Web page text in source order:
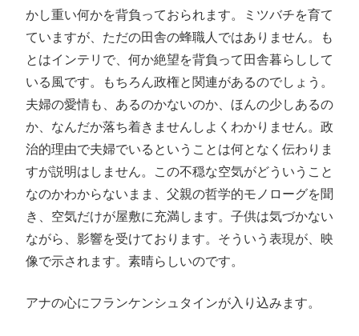
かし重い何かを背負っておられます。ミツバチを育て
ていますが、ただの田舎の蜂職人ではありません。も
とはインテリで、何か絶望を背負って田舎暮らしして
いる風です。もちろん政権と関連があるのでしょう。
夫婦の愛情も、あるのかないのか、ほんの少しあるの
か、なんだか落ち着きませんしよくわかりません。政
治的理由で夫婦でいるということは何となく伝わりま
すが説明はしません。この不穏な空気がどういうこと
なのかわからないまま、父親の哲学的モノローグを聞
き、空気だけが屋敷に充満します。子供は気づかない
ながら、影響を受けております。そういう表現が、映
像で示されます。素晴らしいのです。
アナの心にフランケンシュタインが入り込みます。